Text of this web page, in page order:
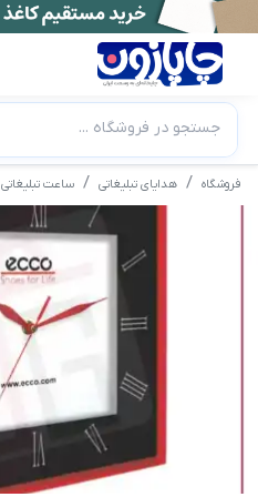
جستجو در فروشگاه ...
فروشگاه هدایای تبلیغاتی ساعت تبلیغاتی